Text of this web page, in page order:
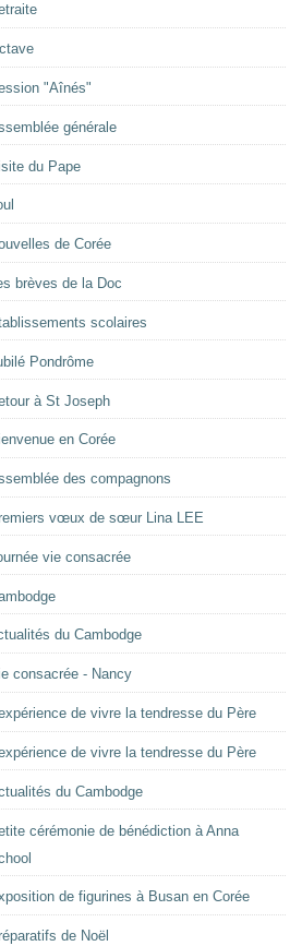
"Aînés"
générale
du Pape
de Corée
brèves de la Doc
scolaires
Pondrôme
à St Joseph
en Corée
des compagnons
vœux de sœur Lina LEE
vie consacrée
du Cambodge
consacrée - Nancy
de vivre la tendresse du Père
de vivre la tendresse du Père
du Cambodge
cérémonie de bénédiction à Anna
de figurines à Busan en Corée
de Noël